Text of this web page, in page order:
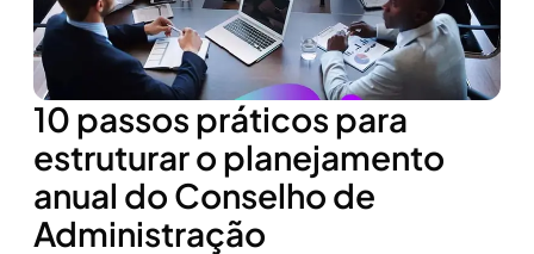
10 passos práticos para
estruturar o planejamento
anual do Conselho de
Administração